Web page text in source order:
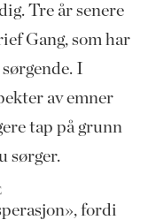
Tre år senere
Gang, som har
I
av emner
tap på grunn
sørger.
fordi